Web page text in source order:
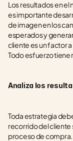
Los resultados en el
es importante
de imagen en los
esperados y
cliente es un factor
Todo esfuerzo tiene
Analiza los
Toda estrategia
recorrido del cliente
proceso de compra.